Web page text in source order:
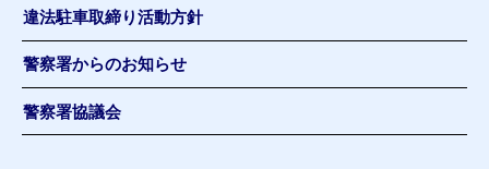
違法駐車取締り活動方針
警察署からのお知らせ
警察署協議会